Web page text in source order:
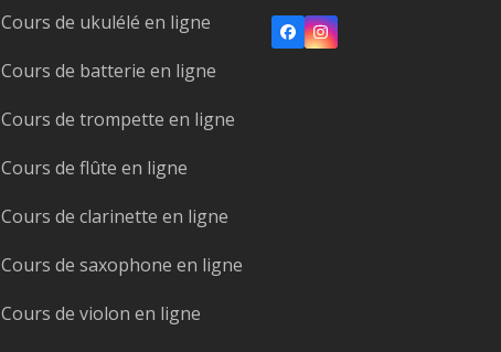
Cours de ukulélé en ligne
Cours de batterie en ligne
Cours de trompette en ligne
Cours de flûte en ligne
Cours de clarinette en ligne
Cours de saxophone en ligne
Cours de violon en ligne
FacebookInstagram